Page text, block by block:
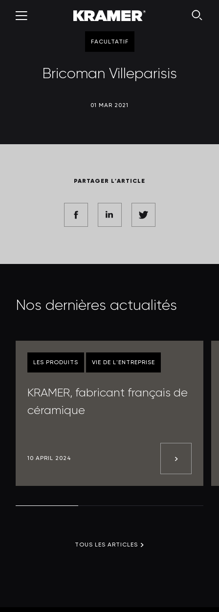
FACULTATIF
Bricoman Villeparisis
01 MAR 2021
PARTAGER L'ARTICLE
Nos dernières actua ités
LES PRODUITS VIE DE L'ENTREPRISE
KRAMER, fabricant français de
céramique
10 APRIL 2024
TOUS LES ARTICLES